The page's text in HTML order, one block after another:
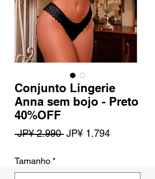
Conjunto Lingerie
Anna sem bojo - Preto
40%OFF
JP¥ 2.990 Preço
JP¥ 1.794Preço
Tamanho *